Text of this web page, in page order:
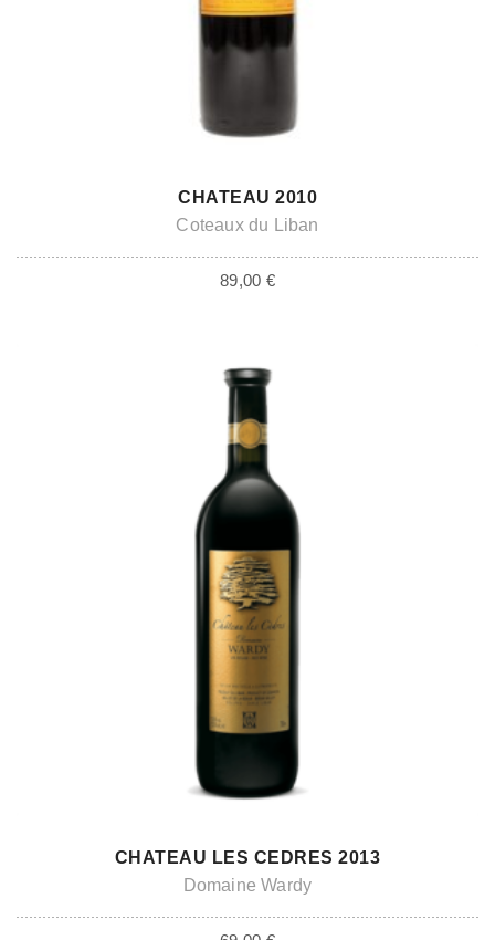
ADD TO CART
CHATEAU 2010
Coteaux du Liban
89,00 €
ADD TO CART
CHATEAU LES CEDRES 2013
Domaine Wardy